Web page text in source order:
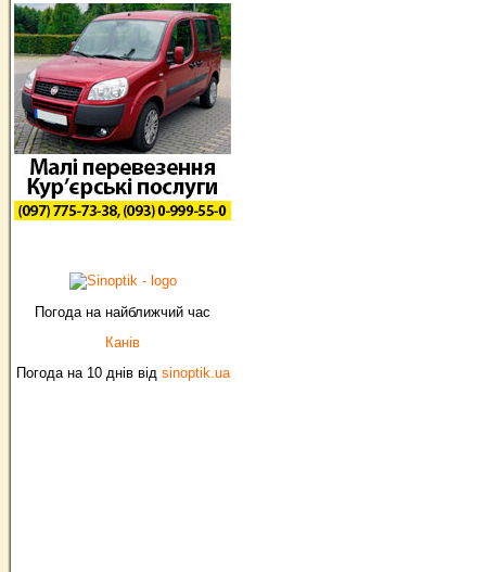
Погода на найближчий час
Канів
Погода на 10 днів від sinoptik.ua